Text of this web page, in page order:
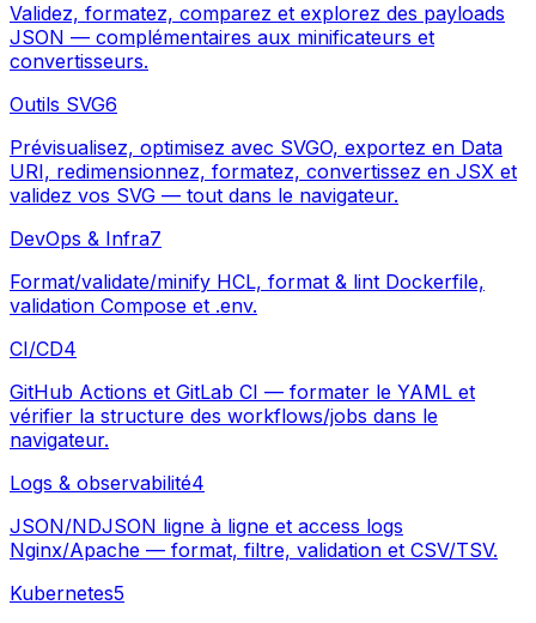
Validez, formatez, comparez et explorez des payloads
JSON — complémentaires aux minificateurs et
convertisseurs.
Outils SVG6
Prévisualisez, optimisez avec SVGO, exportez en Data
URI, redimensionnez, formatez, convertissez en JSX et
validez vos SVG — tout dans le navigateur.
DevOps & Infra7
Format/validate/minify HCL, format & lint Dockerfile,
validation Compose et .env.
CI/CD4
GitHub Actions et GitLab CI — formater le YAML et
vérifier la structure des workflows/jobs dans le
navigateur.
Logs & observabilité4
JSON/NDJSON ligne à ligne et access logs
Nginx/Apache — format, filtre, validation et CSV/TSV.
Kubernetes5